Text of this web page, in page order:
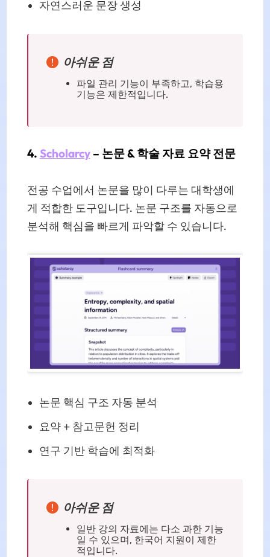
자연스러운 문장 생성
아쉬운 점
파일 관리 기능이 부족하고, 학습용
기능은 제한적입니다.
4. Scholarcy– 논문 & 학술 자료 요약 전문
전공 수업에서 논문을 많이 다루는 대학생에
게 적합한 도구입니다. 논문 구조를 자동으로
분석해 핵심을 빠르게 파악할 수 있습니다.
논문 핵심 구조 자동 분석
요약 + 참고문헌 정리
연구 기반 학습에 최적화
아쉬운 점
일반 강의 자료에는 다소 과한 기능
일 수 있으며, 한국어 지원이 제한
적입니다.